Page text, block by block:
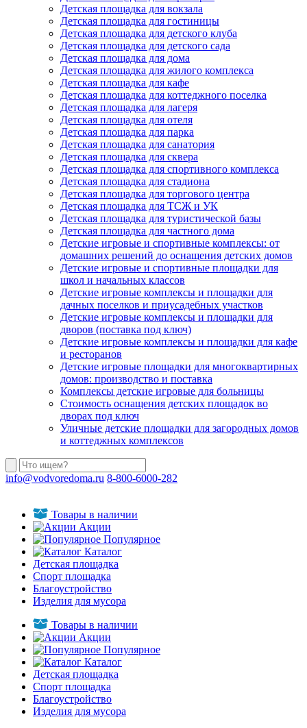
Детская площадка для вокзала
Детская площадка для гостиницы
Детская площадка для детского клуба
Детская площадка для детского сада
Детская площадка для дома
Детская площадка для жилого комплекса
Детская площадка для кафе
Детская площадка для коттеджного поселка
Детская площадка для лагеря
Детская площадка для отеля
Детская площадка для парка
Детская площадка для санатория
Детская площадка для сквера
Детская площадка для спортивного комплекса
Детская площадка для стадиона
Детская площадка для торгового центра
Детская площадка для ТСЖ и УК
Детская площадка для туристической базы
Детская площадка для частного дома
Детские игровые и спортивные комплексы: от
домашних решений до оснащения детских домов
Детские игровые и спортивные площадки для
школ и начальных классов
Детские игровые комплексы и площадки для
дачных поселков и приусадебных участков
Детские игровые комплексы и площадки для
дворов (поставка под ключ)
Детские игровые комплексы и площадки для кафе
и ресторанов
Детские игровые площадки для многоквартирных
домов: производство и поставка
Комплексы детские игровые для больницы
Стоимость оснащения детских площадок во
дворах под ключ
Уличные детские площадки для загородных домов
и коттеджных комплексов
info@vodvoredoma.ru 8-800-6000-282
Товары в наличии
Акции
Популярное
Каталог
Детская площадка
Спорт площадка
Благоустройство
Изделия для мусора
Товары в наличии
Акции
Популярное
Каталог
Детская площадка
Спорт площадка
Благоустройство
Изделия для мусора